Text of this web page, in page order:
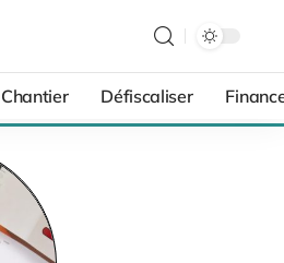
Chantier Défiscaliser